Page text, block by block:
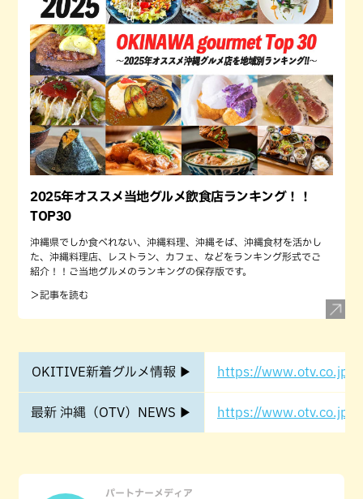
2025年オススメ当地グルメ飲食店ランキング！！
TOP30
沖縄県でしか食べれない、沖縄料理、沖縄そば、沖縄食材を活かし
た、沖縄料理店、レストラン、カフェ、などをランキング形式でご
紹介！！ご当地グルメのランキングの保存版です。
＞記事を読む
OKITIVE新着グルメ情報 ▶ https://www.otv.co.jp/
最新 沖縄（OTV）NEWS ▶ https://www.otv.co.jp/
パートナーメディア